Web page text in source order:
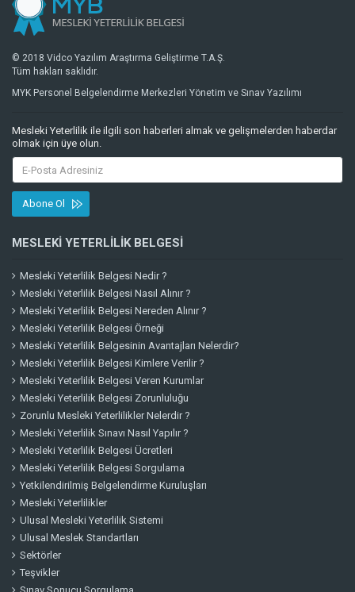
© 2018 Vidco Yazılım Araştırma Geliştirme T.A.Ş.
Tüm hakları saklıdır.
MYK Personel Belgelendirme Merkezleri Yönetim ve Sınav Yazılımı
Mesleki Yeterlilik ile ilgili son haberleri almak ve gelişmelerden haberdar
olmak için üye olun.
Abone Ol
MESLEKI YETERLILIK BELGESI
Mesleki Yeterlilik Belgesi Nedir ?
Mesleki Yeterlilik Belgesi Nasıl Alınır ?
Mesleki Yeterlilik Belgesi Nereden Alınır ?
Mesleki Yeterlilik Belgesi Örneği
Mesleki Yeterlilik Belgesinin Avantajları Nelerdir?
Mesleki Yeterlilik Belgesi Kimlere Verilir ?
Mesleki Yeterlilik Belgesi Veren Kurumlar
Mesleki Yeterlilik Belgesi Zorunluluğu
Zorunlu Mesleki Yeterlilikler Nelerdir ?
Mesleki Yeterlilik Sınavı Nasıl Yapılır ?
Mesleki Yeterlilik Belgesi Ücretleri
Mesleki Yeterlilik Belgesi Sorgulama
Yetkilendirilmiş Belgelendirme Kuruluşları
Mesleki Yeterlilikler
Ulusal Mesleki Yeterlilik Sistemi
Ulusal Meslek Standartları
Sektörler
Teşvikler